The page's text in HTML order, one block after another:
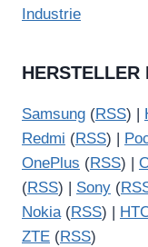
Industrie
HERSTELLER
Samsung (RSS) |
Redmi (RSS) |
OnePlus (RSS) |
(RSS) | Sony (
Nokia(RSS) |
ZTE (RSS)